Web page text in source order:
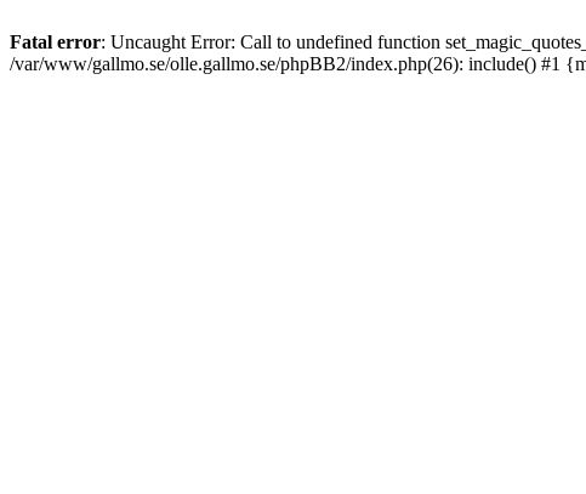
Fatal error: Uncaught Error: Call to undefined function
/var/www/gallmo.se/olle.gallmo.se/phpBB2/index.php(26): include() #1